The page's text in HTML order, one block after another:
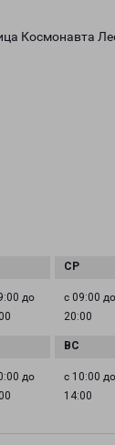
Космонавта
до
с 09:00 до
20:00
до
с 10:00 до
14:00